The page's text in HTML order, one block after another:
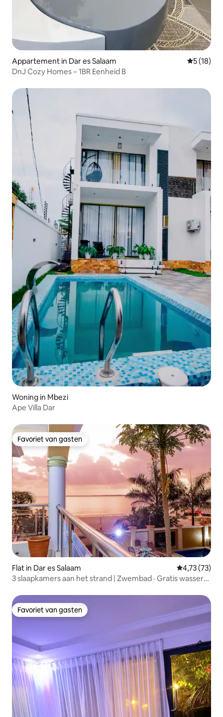
Appartement in Dar es Salaam
5 (18)
DnJ Cozy Homes – 1BR Eenheid B
Woning in Mbezi
Ape Villa Dar
Favoriet van gasten
Favoriet van gasten
Flat in Dar es Salaam Gemiddelde
4,73 (73)
3 slaapkamers aan het strand | Zwembad · Gratis wasserij
Favoriet van gasten
Favoriet van gasten